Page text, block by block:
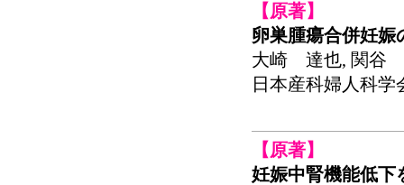
【原著】
卵巣腫瘍合併妊娠
大崎 達也, 関谷
日本産科婦人科学
【原著】
妊娠中腎機能低下